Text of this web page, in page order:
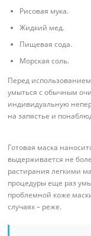
Рисовая мука.
Жидкий мед.
Пищевая сода.
Морская соль.
Перед
умыться с обычным
индивидуальную
на запястье и
Готовая маска
выдерживается не
растирания легкими
процедуры еще раз
проблемной коже
случаях – реже.